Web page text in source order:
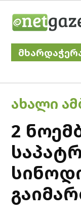
POSTED
ᲐᲮᲐᲚᲘ
2